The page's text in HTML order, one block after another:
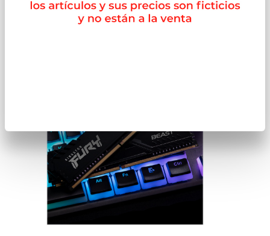
Inicio Memorias 2memorias Valueram